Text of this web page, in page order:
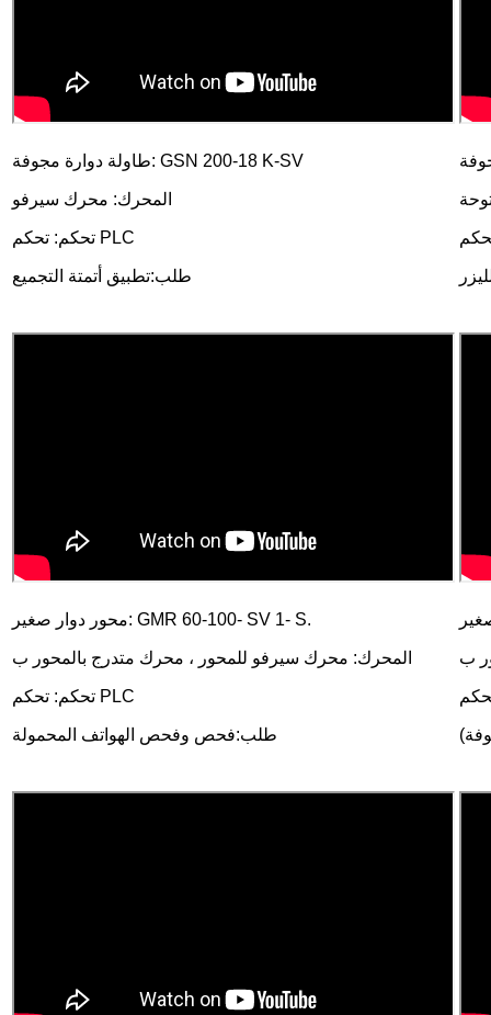
طاولة دوارة مجوفة: GSN 200-18 K-SV
المحرك: محرك سيرفو
تحكم: تحكم PLC
طلب:تطبيق أتمتة التجميع
محور دوار صغير: GMR 60-100- SV 1- S.
المحرك: محرك سيرفو للمحور ، محرك متدرج بالمحور ب
تحكم: تحكم PLC
طلب:فحص وفحص الهواتف المحمولة
ب